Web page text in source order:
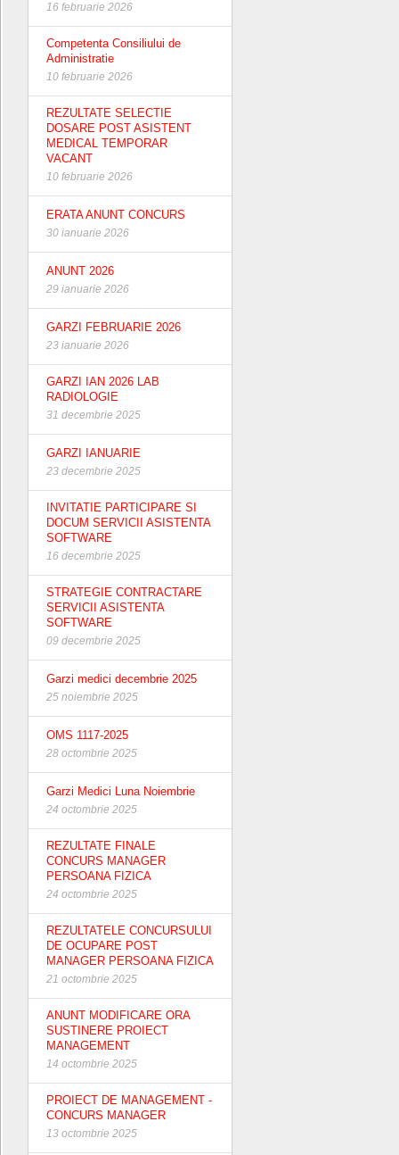
16 februarie 2026
Competenta Consiliului de
Administratie
10 februarie 2026
REZULTATE SELECTIE
DOSARE POST ASISTENT
MEDICAL TEMPORAR
VACANT
10 februarie 2026
ERATA ANUNT CONCURS
30 ianuarie 2026
ANUNT 2026
29 ianuarie 2026
GARZI FEBRUARIE 2026
23 ianuarie 2026
GARZI IAN 2026 LAB
RADIOLOGIE
31 decembrie 2025
GARZI IANUARIE
23 decembrie 2025
INVITATIE PARTICIPARE SI
DOCUM SERVICII ASISTENTA
SOFTWARE
16 decembrie 2025
STRATEGIE CONTRACTARE
SERVICII ASISTENTA
SOFTWARE
09 decembrie 2025
Garzi medici decembrie 2025
25 noiembrie 2025
OMS 1117-2025
28 octombrie 2025
Garzi Medici Luna Noiembrie
24 octombrie 2025
REZULTATE FINALE
CONCURS MANAGER
PERSOANA FIZICA
24 octombrie 2025
REZULTATELE CONCURSULUI
DE OCUPARE POST
MANAGER PERSOANA FIZICA
21 octombrie 2025
ANUNT MODIFICARE ORA
SUSTINERE PROIECT
MANAGEMENT
14 octombrie 2025
PROIECT DE MANAGEMENT -
CONCURS MANAGER
13 octombrie 2025